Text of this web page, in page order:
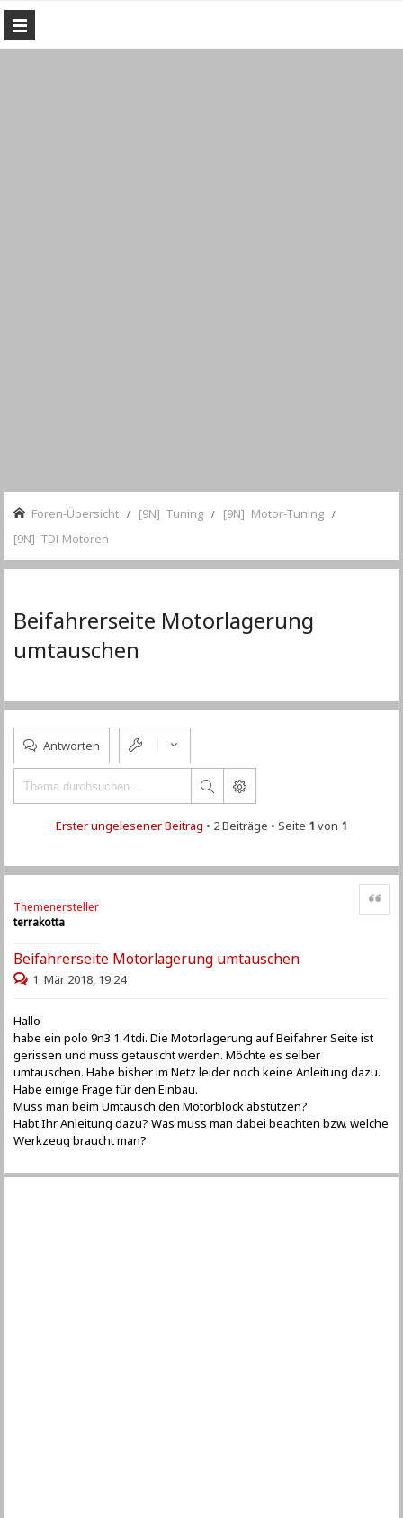
Foren-Übersicht [9N] Tuning [9N] Motor-Tuning
[9N] TDI-Motoren
Beifahrerseite Motorlagerung
umtauschen
Antworten
Erster ungelesener Beitrag • 2 Beiträge • Seite 1 von 1
Themenersteller
terrakotta
Beifahrerseite Motorlagerung umtauschen
Zitat
1. Mär 2018, 19:24
Hallo
habe ein polo 9n3 1.4 tdi. Die Motorlagerung auf Beifahrer Seite ist
gerissen und muss getauscht werden. Möchte es selber
umtauschen. Habe bisher im Netz leider noch keine Anleitung dazu.
Habe einige Frage für den Einbau.
Muss man beim Umtausch den Motorblock abstützen?
Habt Ihr Anleitung dazu? Was muss man dabei beachten bzw. welche
Werkzeug braucht man?